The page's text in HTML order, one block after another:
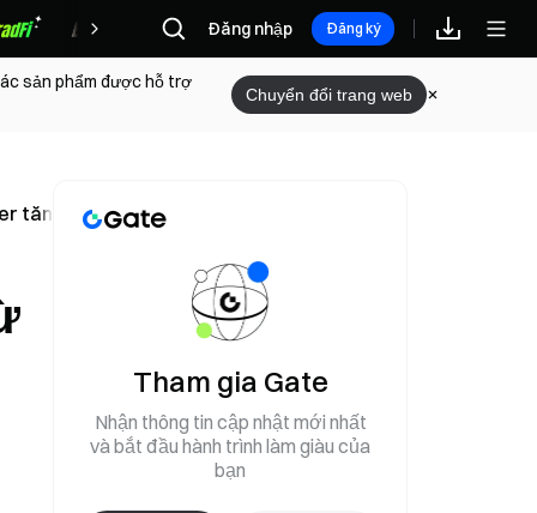
Phần thưởngĐăng nhập Đăng ký
sản phẩm được hỗ trợ
Chuyển đổi trang web
tăng 8 lần
Tham gia Gate
Nhận thông tin cập nhật mới nhất
và bắt đầu hành trình làm giàu của
bạn